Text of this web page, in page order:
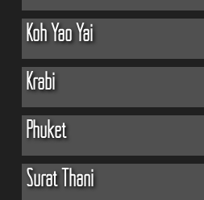
Koh Yao Yai
Krabi
Phuket
Surat Thani